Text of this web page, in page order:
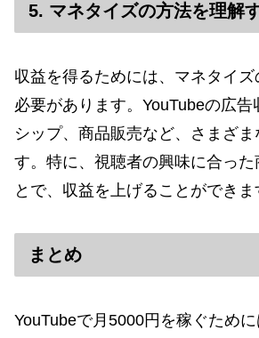
5. マネタイズの方法を理解
収益を得るためには、マネタイ
必要があります。YouTubeの広
シップ、商品販売など、さまざま
す。特に、視聴者の興味に合った
とで、収益を上げることができま
まとめ
YouTubeで月5000円を稼ぐため